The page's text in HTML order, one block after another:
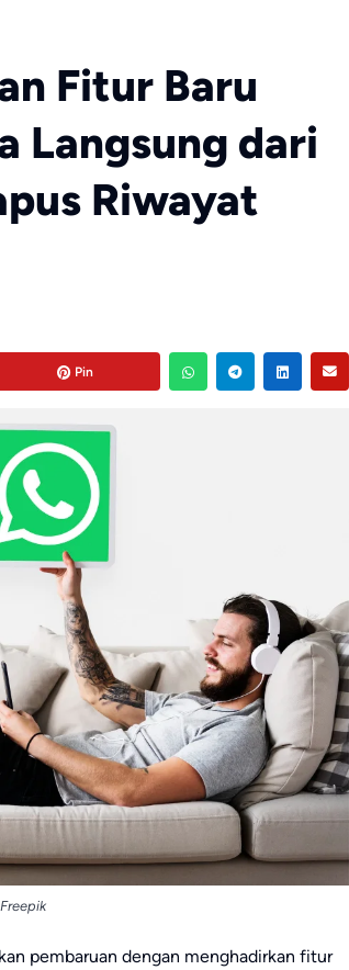
Fitur Baru
Langsung dari
Riwayat
Pin
pembaruan dengan menghadirkan fitur